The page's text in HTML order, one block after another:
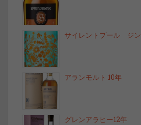
サイレントプール ジン
アランモルト 10年
グレンアラヒー12年